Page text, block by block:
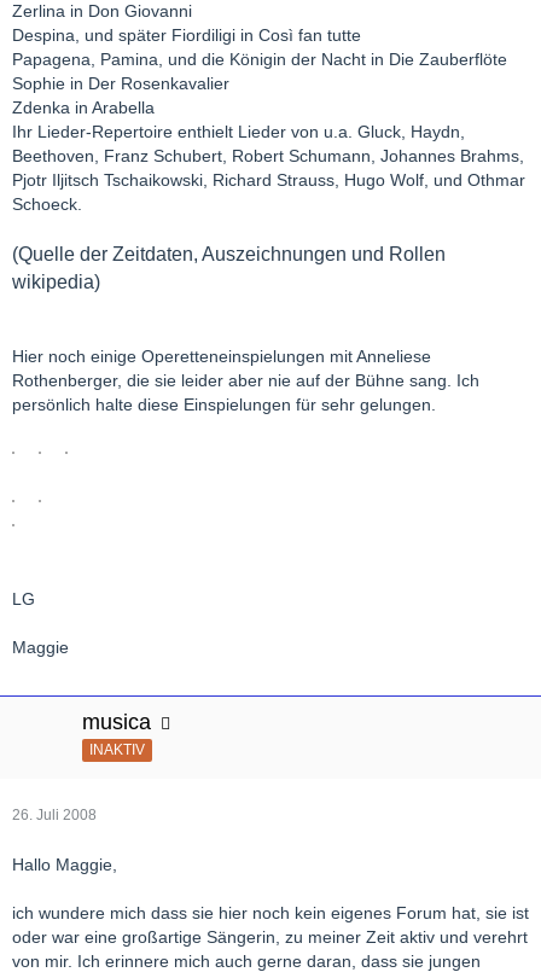
Zerlina in Don Giovanni
Despina, und später Fiordiligi in Così fan tutte
Papagena, Pamina, und die Königin der Nacht in Die Zauberflöte
Sophie in Der Rosenkavalier
Zdenka in Arabella
Ihr Lieder-Repertoire enthielt Lieder von u.a. Gluck, Haydn,
Beethoven, Franz Schubert, Robert Schumann, Johannes Brahms,
Pjotr Iljitsch Tschaikowski, Richard Strauss, Hugo Wolf, und Othmar
Schoeck.
(Quelle der Zeitdaten, Auszeichnungen und Rollen
wikipedia)
Hier noch einige Operetteneinspielungen mit Anneliese
Rothenberger, die sie leider aber nie auf der Bühne sang. Ich
persönlich halte diese Einspielungen für sehr gelungen.
LG
Maggie
musica
INAKTIV
26. Juli 2008
Hallo Maggie,
ich wundere mich dass sie hier noch kein eigenes Forum hat, sie ist
oder war eine großartige Sängerin, zu meiner Zeit aktiv und verehrt
von mir. Ich erinnere mich auch gerne daran, dass sie jungen